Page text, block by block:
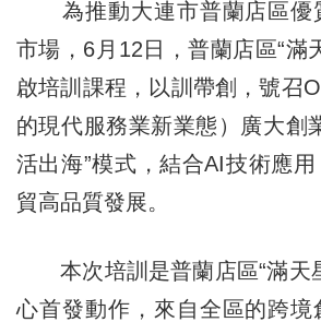
為推動大連市普蘭店區優
市場，6月12日，普蘭店區“滿
啟培訓課程，以訓帶創，號召
的現代服務業新業態）廣大創
活出海”模式，結合AI技術應
貿高品質發展。
本次培訓是普蘭店區“滿天
心首發動作，來自全區的跨境